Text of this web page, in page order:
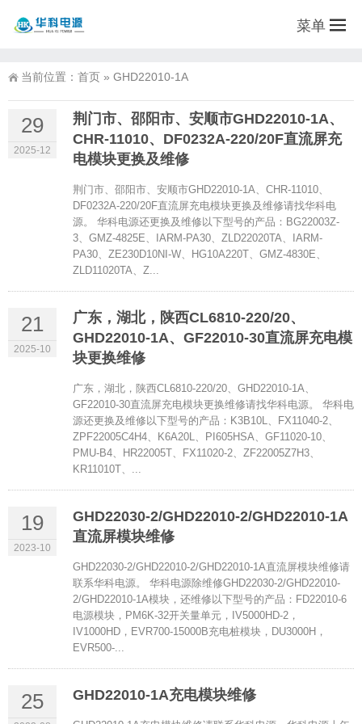
菜单
当前位置： 首页 » GHD22010-1A
29
2025-12
荆门市、邵阳市、安顺市GHD22010-1A、
CHR-11010、DF0232A-220/20F直流屏充
电模块更换及维修
荆门市、邵阳市、安顺市GHD22010-1A、CHR-11010、
DF0232A-220/20F直流屏充电模块更换及维修请找华科电
源。 华科电源还更换及维修以下型号的产品：BG22003Z-
3、GMZ-4825E、IARM-PA30、ZLD22020TA、IARM-
PA30、ZE230D10NI-W、HG10A220T、GMZ-4830E、
ZLD11020TA、Z...
21
2025-10
广东，湖北，陕西CL6810-220/20、
GHD22010-1A、GF22010-30直流屏充电模
块更换维修
广东，湖北，陕西CL6810-220/20、GHD22010-1A、
GF22010-30直流屏充电模块更换维修请找华科电源。 华科电
源还更换及维修以下型号的产品：K3B10L、FX11040-2、
ZPF22005C4H4、K6A20L、PI605HSA、GF11020-10、
PMU-B4、HR22005T、FX11020-2、ZF22005Z7H3、
KR11010T、...
19
2023-10
GHD22030-2/GHD22010-2/GHD22010-1A
直流屏模块维修
GHD22030-2/GHD22010-2/GHD22010-1A直流屏模块维修请
联系华科电源。 华科电源除维修GHD22030-2/GHD22010-
2/GHD22010-1A模块，还维修以下型号的产品：FD22010-6
电源模块，PM6K-32开关量单元，IV5000HD-2，
IV1000HD，EVR700-15000B充电桩模块，DU3000H，
EVR500-...
25 GHD22010-1A充电模块维修